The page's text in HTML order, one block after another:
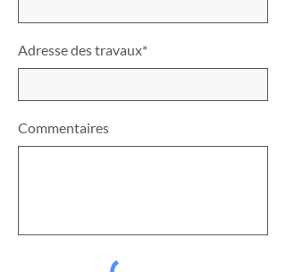
Adresse des travaux*
Commentaires